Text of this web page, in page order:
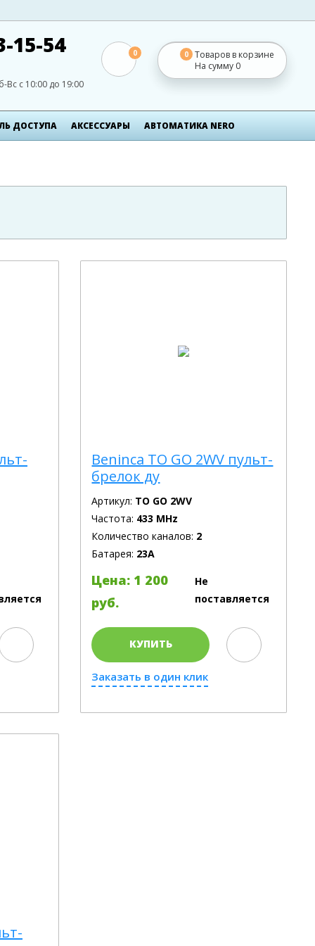
15-54
Вс с 10:00 до 19:00
0 0
Товаров в корзине
На сумму 0
ДОСТУПА АКСЕСCУАРЫ АВТОМАТИКА NERO
Beninca TO GO 2WV пульт-
брелок ду
Артикул: TO GO 2WV
Частота: 433 MHz
Количество каналов: 2
Батарея: 23A
Цена: 1 200
руб.
Не
поставляется
КУПИТЬ
Заказать в один клик